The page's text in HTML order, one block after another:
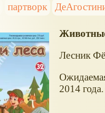
партворк
Лесник
2014 года.